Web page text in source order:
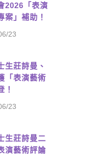
2026「表演
案」補助！
23
生莊詩曼、
「表演藝術
！
23
生莊詩曼二
演藝術評論